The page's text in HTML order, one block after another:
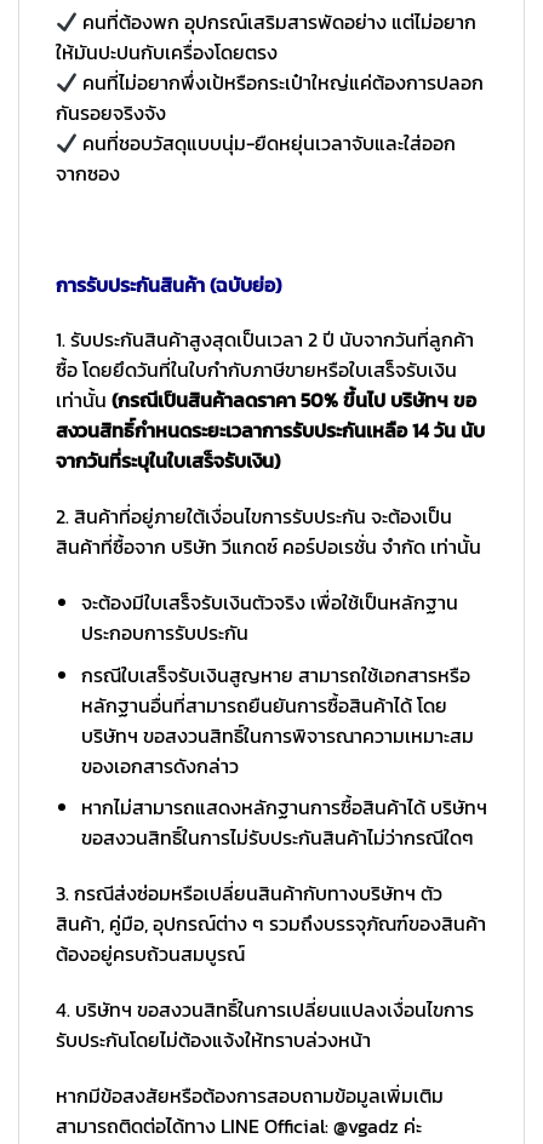
คนที่ต้องพก อุปกรณ์เสริมสารพัดอย่าง แต่ไม่อยาก
ให้มันปะปนกับเครื่องโดยตรง
คนที่ไม่อยากพึ่งเป้หรือกระเป๋าใหญ่แค่ต้องการปลอก
กันรอยจริงจัง
คนที่ชอบวัสดุแบบนุ่ม-ยืดหยุ่นเวลาจับและใส่ออก
จากซอง
การรับประกันสินค้า (ฉบับย่อ)
1. รับประกันสินค้าสูงสุดเป็นเวลา 2 ปี นับจากวันที่ลูกค้า
ซื้อ โดยยึดวันที่ในใบกำกับภาษีขายหรือใบเสร็จรับเงิน
เท่านั้น (กรณีเป็นสินค้าลดราคา 50% ขึ้นไป บริษัทฯ ขอ
สงวนสิทธิ์กำหนดระยะเวลาการรับประกันเหลือ 14 วัน นับ
จากวันที่ระบุในใบเสร็จรับเงิน)
2. สินค้าที่อยู่ภายใต้เงื่อนไขการรับประกัน จะต้องเป็น
สินค้าที่ซื้อจาก บริษัท วีแกดซ์ คอร์ปอเรชั่น จำกัด เท่านั้น
จะต้องมีใบเสร็จรับเงินตัวจริง เพื่อใช้เป็นหลักฐาน
ประกอบการรับประกัน
กรณีใบเสร็จรับเงินสูญหาย สามารถใช้เอกสารหรือ
หลักฐานอื่นที่สามารถยืนยันการซื้อสินค้าได้ โดย
บริษัทฯ ขอสงวนสิทธิ์ในการพิจารณาความเหมาะสม
ของเอกสารดังกล่าว
หากไม่สามารถแสดงหลักฐานการซื้อสินค้าได้ บริษัทฯ
ขอสงวนสิทธิ์ในการไม่รับประกันสินค้าไม่ว่ากรณีใดๆ
3. กรณีส่งซ่อมหรือเปลี่ยนสินค้ากับทางบริษัทฯ ตัว
สินค้า, คู่มือ, อุปกรณ์ต่าง ๆ รวมถึงบรรจุภัณฑ์ของสินค้า
ต้องอยู่ครบถ้วนสมบูรณ์
4. บริษัทฯ ขอสงวนสิทธิ์ในการเปลี่ยนแปลงเงื่อนไขการ
รับประกันโดยไม่ต้องแจ้งให้ทราบล่วงหน้า
หากมีข้อสงสัยหรือต้องการสอบถามข้อมูลเพิ่มเติม
สามารถติดต่อได้ทาง LINE Official: @vgadz ค่ะ